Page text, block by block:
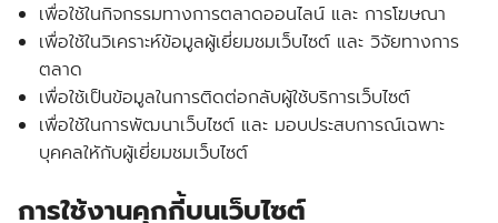
เพื่อใช้ในกิจกรรมทางการตลาดออนไลน์ และ การโฆษณา
เพื่อใช้ในวิเคราะห์ข้อมูลผู้เยี่ยมชมเว็บไซต์ และ วิจัยทางการ
ตลาด
เพื่อใช้เป็นข้อมูลในการติดต่อกลับผู้ใช้บริการเว็บไซต์
เพื่อใช้ในการพัฒนาเว็บไซต์ และ มอบประสบการณ์เฉพาะ
บุคคลใหักับผู้เยี่ยมชมเว็บไซต์
การใช้งานคุกกี้บนเว็บไซต์